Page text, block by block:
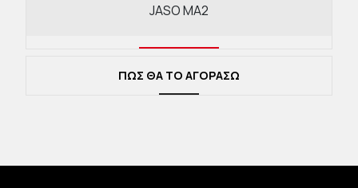
JASO MA2
VOLKSWAGEN 505 00
RENAULT RN0700
ΠΩΣ ΘΑ ΤΟ ΑΓΟΡΑΣΩ